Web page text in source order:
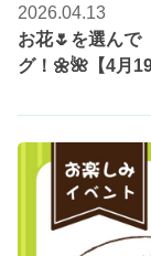
2026.04.13
お花🌷を選んで
グ！🌼🌺【4月